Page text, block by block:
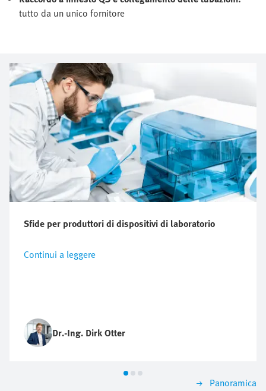
tutto da un unico fornitore
Sfide per produttori di dispositivi di laboratorio
Continui a leggere
Dr.-Ing. Dirk Otter
Panoramica